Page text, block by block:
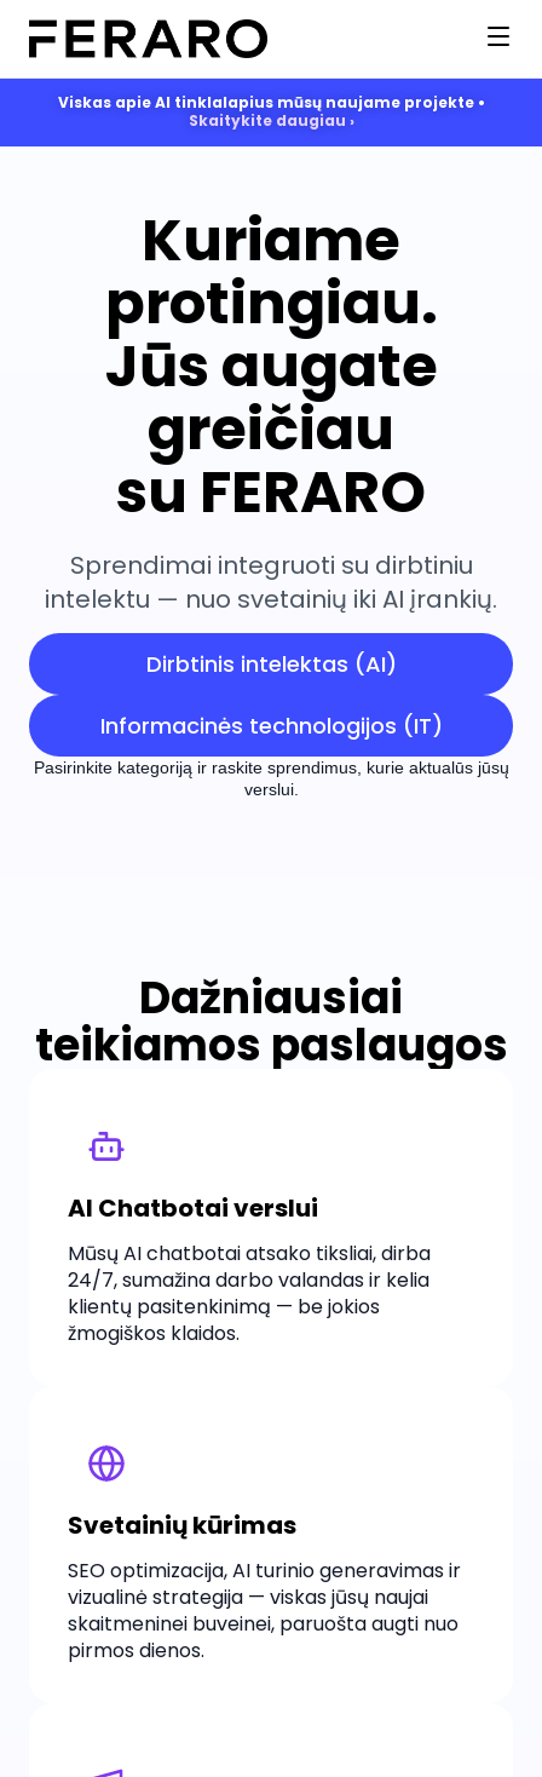
Viskas apie AI tinklalapius mūsų naujame projekte •
Skaitykite daugiau ›
Kuriame
protingiau.
Jūs augate
greičiau
su FERARO
Sprendimai integruoti su dirbtiniu
intelektu — nuo svetainių iki AI įrankių.
Dirbtinis intelektas (AI)
Informacinės technologijos (IT)
Pasirinkite kategoriją ir raskite sprendimus, kurie aktualūs jūsų
verslui.
Dažniausiai
teikiamos paslaugos
AI Chatbotai verslui
Mūsų AI chatbotai atsako tiksliai, dirba
24/7, sumažina darbo valandas ir kelia
klientų pasitenkinimą — be jokios
žmogiškos klaidos.
Svetainių kūrimas
SEO optimizacija, AI turinio generavimas ir
vizualinė strategija — viskas jūsų naujai
skaitmeninei buveinei, paruošta augti nuo
pirmos dienos.